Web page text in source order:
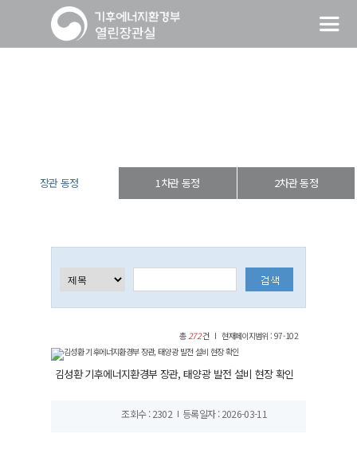
장관 동정 1차관 동정 2차관 동정
총272건 현재페이지범위 : 97-102
김성환 기후에너지환경부 장관, 태양광 발전 설비 현장 확인
조회수 : 2302 등록일자 : 2026-03-11